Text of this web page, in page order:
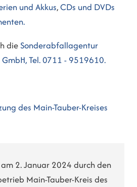
und Akkus,CDs und DVDs
die Sonderabfallagentur
Tel. 0711 - 9519610.
des Main-Tauber-Kreises
2. Januar 2024 durch den
Main-Tauber-Kreis des